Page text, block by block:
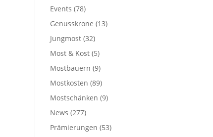
Events (78)
Genusskrone (13)
Jungmost (32)
Most & Kost (5)
Mostbauern (9)
Mostkosten (89)
Mostschänken (9)
News (277)
Prämierungen (53)